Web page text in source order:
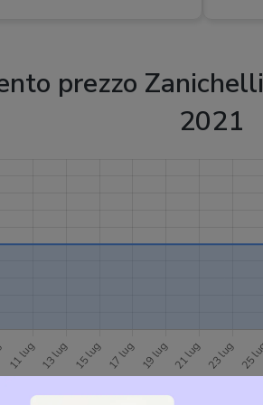
prezzo
2021
34,00 € Avvisami